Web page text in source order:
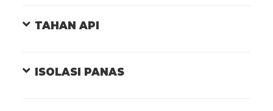
TAHAN API
ISOLASI PANAS